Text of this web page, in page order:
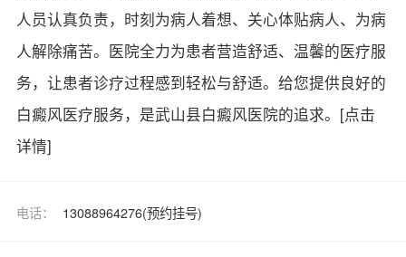
人员认真负责，时刻为病人着想、关心体贴病人、为病
人解除痛苦。医院全力为患者营造舒适、温馨的医疗服
务，让患者诊疗过程感到轻松与舒适。给您提供良好的
白癜风医疗服务，是武山县白癜风医院的追求。 [点击
详情]
电话： 13088964276(预约挂号)